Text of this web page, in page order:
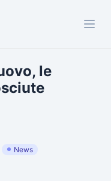
le
News